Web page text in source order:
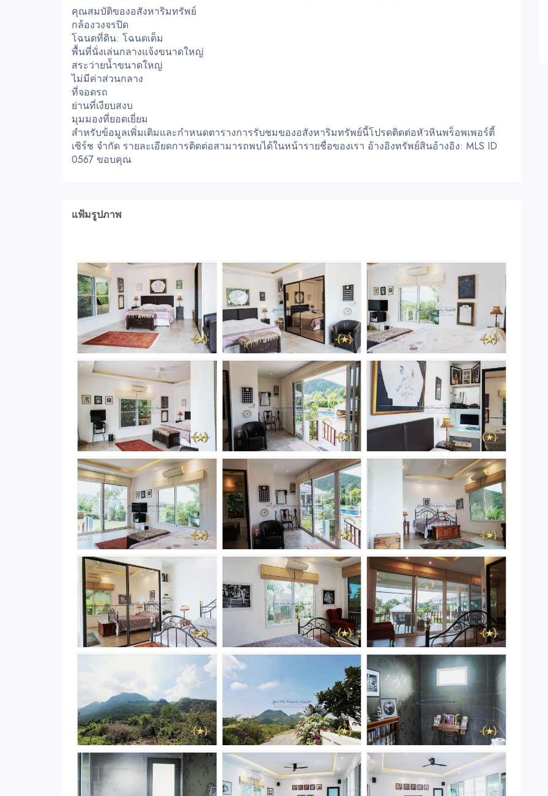
คุณสมบัติของอสังหาริมทรัพย์
กล้องวงจรปิด
โฉนดที่ดิน: โฉนดเต็ม
พื้นที่นั่งเล่นกลางแจ้งขนาดใหญ่
สระว่ายน้ำขนาดใหญ่
ไม่มีค่าส่วนกลาง
ที่จอดรถ
ย่านที่เงียบสงบ
มุมมองที่ยอดเยี่ยม
สำหรับข้อมูลเพิ่มเติมและกำหนดตารางการรับชมของอสังหาริมทรัพย์นี้โปรดติดต่อหัวหินพร็อพเพอร์ตี้
เซิร์ช จำกัด รายละเอียดการติดต่อสามารถพบได้ในหน้ารายชื่อของเรา อ้างอิงทรัพย์สินอ้างอิง: MLS ID
0567 ขอบคุณ
แฟ้มรูปภาพ